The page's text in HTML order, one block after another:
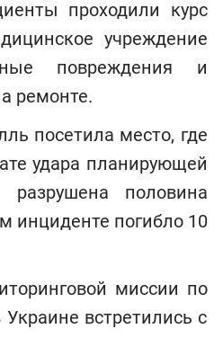
проходили курс
учреждение
повреждения и
ремонте.
посетила место, где
удара планирующей
разрушена половина
инциденте погибло 10
миссии по
встретились с